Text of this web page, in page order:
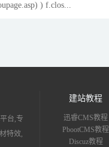
) f.clos...
台,专
特效,
建站教程
迅睿CMS教程
PbootCMS教程
Discuz教程